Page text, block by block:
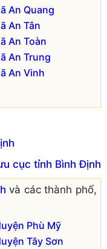
An Quang
An Tân
An Toàn
An Trung
An Vinh
cục tỉnh Bình Định
và các thành phố,
Phù Mỹ
Tây Sơn